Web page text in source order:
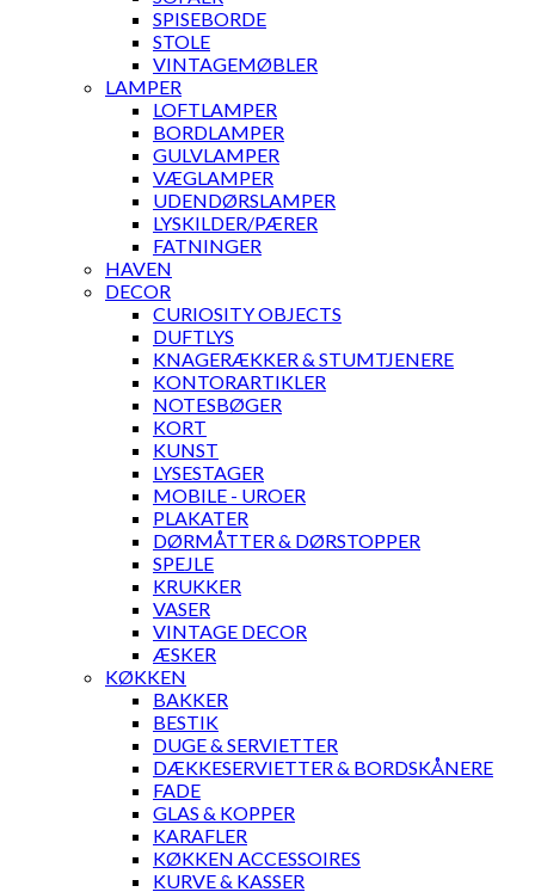
SPISEBORDE
STOLE
VINTAGEMØBLER
LAMPER
LOFTLAMPER
BORDLAMPER
GULVLAMPER
VÆGLAMPER
UDENDØRSLAMPER
LYSKILDER/PÆRER
FATNINGER
HAVEN
DECOR
CURIOSITY OBJECTS
DUFTLYS
KNAGERÆKKER & STUMTJENERE
KONTORARTIKLER
NOTESBØGER
KORT
KUNST
LYSESTAGER
MOBILE - UROER
PLAKATER
DØRMÅTTER & DØRSTOPPER
SPEJLE
KRUKKER
VASER
VINTAGE DECOR
ÆSKER
KØKKEN
BAKKER
BESTIK
DUGE & SERVIETTER
DÆKKESERVIETTER & BORDSKÅNERE
FADE
GLAS & KOPPER
KARAFLER
KØKKEN ACCESSOIRES
KURVE & KASSER